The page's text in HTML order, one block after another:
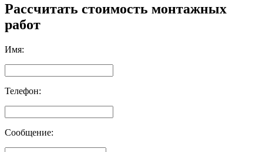
Рассчитать стоимость монтажных
работ
Имя:
Телефон:
Сообщение: